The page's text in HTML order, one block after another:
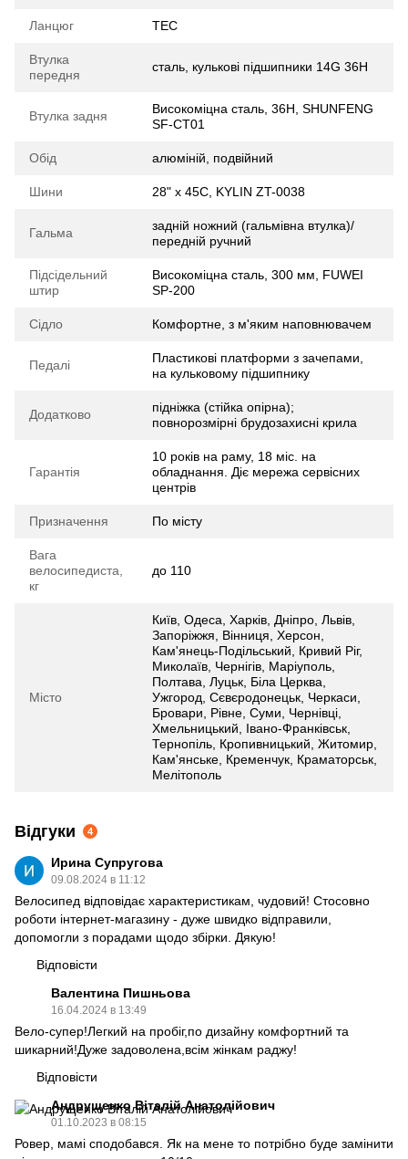
Ланцюг ТЕС
Втулка
передня
сталь, кулькові підшипники 14G 36H
Втулка задня
Високоміцна сталь, 36H, SHUNFENG
SF-CT01
Обід алюміній, подвійний
Шини 28" x 45C, KYLIN ZT-0038
Гальма
задній ножний (гальмівна втулка)/
передній ручний
Підсідельний
штир
Високоміцна сталь, 300 мм, FUWEI
SP-200
Сідло Комфортне, з м'яким наповнювачем
Педалі
Пластикові платформи з зачепами,
на кульковому підшипнику
Додатково
підніжка (стійка опiрна);
повнорозмірні брудозахисні крила
Гарантія
10 років на раму, 18 міс. на
обладнання. Діє мережа сервісних
центрів
Призначення По місту
Вага
велосипедиста,
кг
до 110
Місто
Київ, Одеса, Харків, Дніпро, Львів,
Запоріжжя, Вінниця, Херсон,
Кам'янець-Подільський, Кривий Ріг,
Миколаїв, Чернігів, Маріуполь,
Полтава, Луцьк, Біла Церква,
Ужгород, Сєвєродонецьк, Черкаси,
Бровари, Рівне, Суми, Чернівці,
Хмельницький, Івано-Франківськ,
Тернопіль, Кропивницький, Житомир,
Кам'янське, Кременчук, Краматорськ,
Мелітополь
Відгуки 4
Ирина Супругова
09.08.2024 в 11:12
Велосипед відповідає характеристикам, чудовий! Стосовно
роботи інтернет-магазину - дуже швидко відправили,
допомогли з порадами щодо збірки. Дякую!
Відповісти
Валентина Пишньова
16.04.2024 в 13:49
Вело-супер!Легкий на пробіг,по дизайну комфортний та
шикарний!Дуже задоволена,всім жінкам раджу!
Відповісти
Андрущенко Віталій Анатолійович
01.10.2023 в 08:15
Ровер, мамі сподобався. Як на мене то потрібно буде замінити